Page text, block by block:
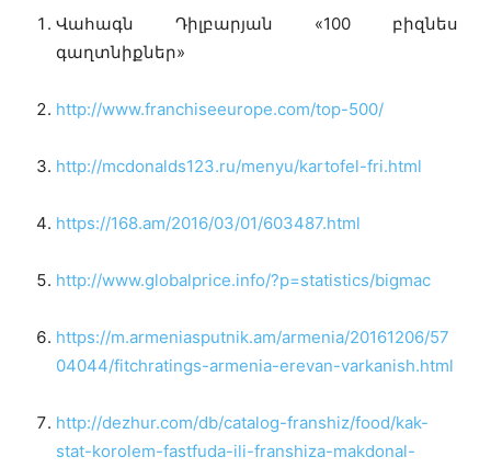
Վահագն Դիլբարյան «100 բիզնես
գաղտնիքներ»
http://www.franchiseeurope.com/top-500/
http://mcdonalds123.ru/menyu/kartofel-fri.html
https://168.am/2016/03/01/603487.html
http://www.globalprice.info/?p=statistics/bigmac
https://m.armeniasputnik.am/armenia/20161206/57
04044/fitchratings-armenia-erevan-varkanish.html
http://dezhur.com/db/catalog-franshiz/food/kak-
stat-korolem-fastfuda-ili-franshiza-makdonal-